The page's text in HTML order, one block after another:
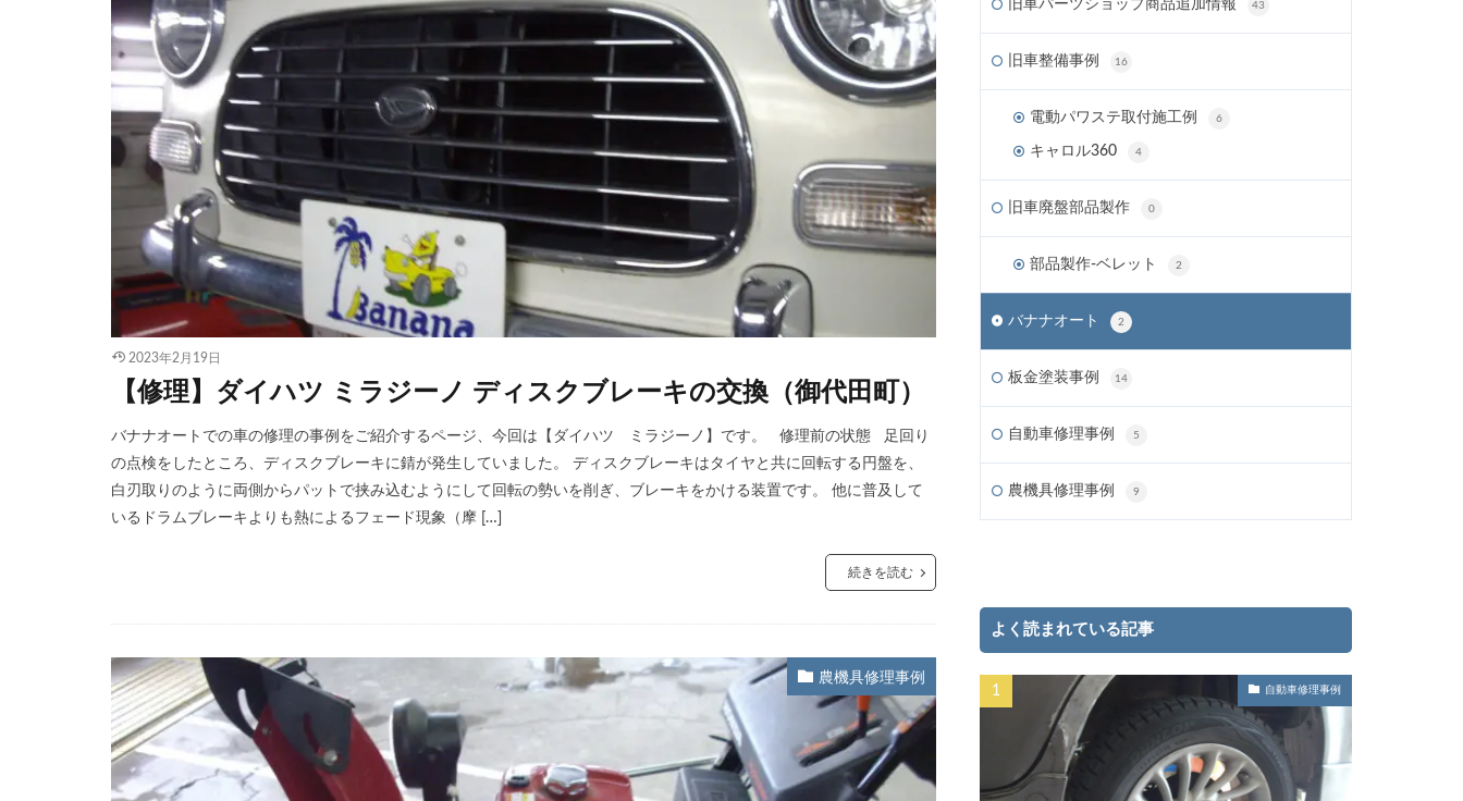
2023年2月19日
【修理】ダイハツ ミラジーノ ディスクブレーキの交換（御代田町）
バナナオートでの車の修理の事例をご紹介するページ、今回は【ダイハツ ミラジーノ】です。 修理前の状態 足回り
の点検をしたところ、ディスクブレーキに錆が発生していました。 ディスクブレーキはタイヤと共に回転する円盤を、
白刃取りのように両側からパットで挟み込むようにして回転の勢いを削ぎ、ブレーキをかける装置です。 他に普及して
いるドラムブレーキよりも熱によるフェード現象（摩 […]
続きを読む
農機具修理事例
旧車パーツショップ商品追加情報 43
旧車整備事例 16
電動パワステ取付施工例 6
キャロル360 4
旧車廃盤部品製作 0
部品製作-ベレット 2
バナナオート 2
板金塗装事例 14
自動車修理事例 5
農機具修理事例 9
よく読まれている記事
自動車修理事例